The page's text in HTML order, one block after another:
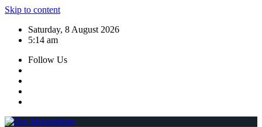
Skip to content
Saturday, 8 August 2026
5:14 am
Follow Us